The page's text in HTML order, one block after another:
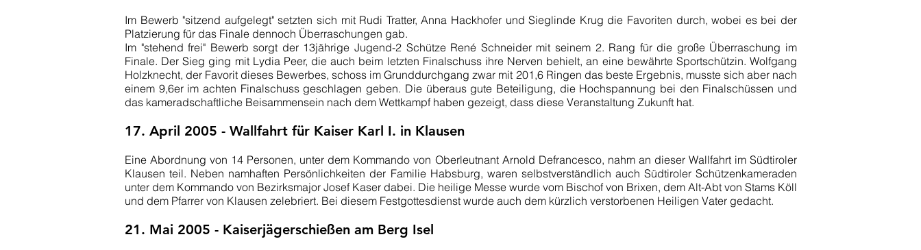
Im Bewerb "sitzend aufgelegt" setzten sich mit Rudi Tratter, Anna Hackhofer und Sieglinde Krug die Favoriten durch, wobei es bei der
Platzierung für das Finale dennoch Überraschungen gab.
Im "stehend frei" Bewerb sorgt der 13jährige Jugend-2 Schütze René Schneider mit seinem 2. Rang für die große Überraschung im
Finale. Der Sieg ging mit Lydia Peer, die auch beim letzten Finalschuss ihre Nerven behielt, an eine bewährte Sportschützin. Wolfgang
Holzknecht, der Favorit dieses Bewerbes, schoss im Grunddurchgang zwar mit 201,6 Ringen das beste Ergebnis, musste sich aber nach
einem 9,6er im achten Finalschuss geschlagen geben. Die überaus gute Beteiligung, die Hochspannung bei den Finalschüssen und
das kameradschaftliche Beisammensein nach dem Wettkampf haben gezeigt, dass diese Veranstaltung Zukunft hat.
17. April 2005 -­ Wallfahrt für Kaiser Karl I. in Klausen
Eine Abordnung von 14 Personen, unter dem Kommando von Oberleutnant Arnold Defrancesco, nahm an dieser Wallfahrt im Südtiroler
Klausen teil. Neben namhaften Persönlichkeiten der Familie Habsburg, waren selbstverständlich auch Südtiroler Schützenkameraden
unter dem Kommando von Bezirksmajor Josef Kaser dabei. Die heilige Messe wurde vom Bischof von Brixen, dem Alt-Abt von Stams Köll
und dem Pfarrer von Klausen zelebriert. Bei diesem Festgottesdienst wurde auch dem kürzlich verstorbenen Heiligen Vater gedacht.
21. Mai 2005 - Kaiserjägerschießen am Berg Isel